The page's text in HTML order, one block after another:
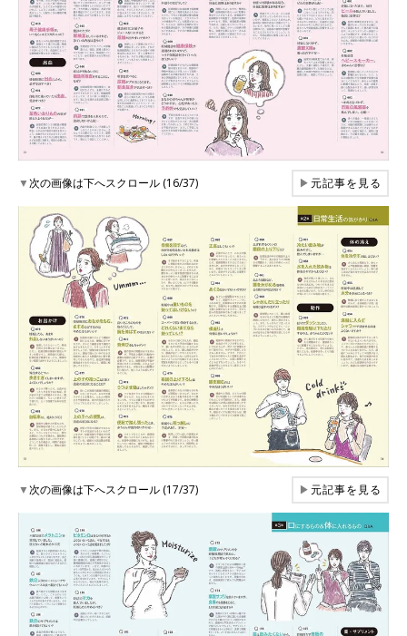
▼次の画像は下へスクロール (16/37) ▶元記事を見る
▼次の画像は下へスクロール (17/37) ▶元記事を見る